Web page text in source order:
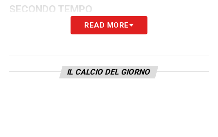
SECONDO TEMPO
Nella ripresa la musica cambia: l’Inter Miami
subito il vantaggio. Cross in mezzo, la difesa
dei Dragoes è tutta su Messi e Suarez e
READ MORE
IL CALCIO DEL GIORNO